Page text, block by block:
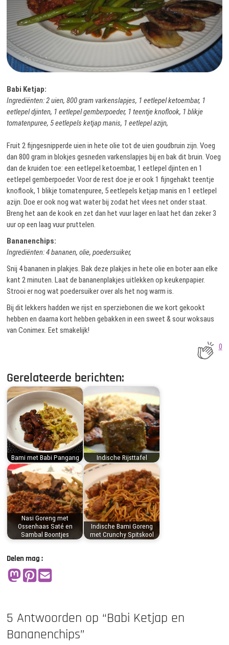
Babi Ketjap:
Ingrediënten: 2 uien, 800 gram varkenslapjes, 1 eetlepel ketoembar, 1
eetlepel djinten, 1 eetlepel gemberpoeder, 1 teentje knoflook, 1 blikje
tomatenpuree, 5 eetlepels ketjap manis, 1 eetlepel azijn,
Fruit 2 fijngesnipperde uien in hete olie tot de uien goudbruin zijn. Voeg
dan 800 gram in blokjes gesneden varkenslapjes bij en bak dit bruin. Voeg
dan de kruiden toe: een eetlepel ketoembar, 1 eetlepel djinten en 1
eetlepel gemberpoeder. Voor de rest doe je er ook 1 fijngehakt teentje
knoflook, 1 blikje tomatenpuree, 5 eetlepels ketjap manis en 1 eetlepel
azijn. Doe er ook nog wat water bij zodat het vlees net onder staat.
Breng het aan de kook en zet dan het vuur lager en laat het dan zeker 3
uur op een laag vuur pruttelen.
Bananenchips:
Ingrediënten: 4 bananen, olie, poedersuiker,
Snij 4 bananen in plakjes. Bak deze plakjes in hete olie en boter aan elke
kant 2 minuten. Laat de bananenplakjes uitlekken op keukenpapier.
Strooi er nog wat poedersuiker over als het nog warm is.
Bij dit lekkers hadden we rijst en sperziebonen die we kort gekookt
hebben en daarna kort hebben gebakken in een sweet & sour woksaus
van Conimex. Eet smakelijk!
0
Gerelateerde berichten:
Bami met Babi Pangang Indische Rijsttafel
Nasi Goreng met
Ossenhaas Saté en
Sambal Boontjes
Indische Bami Goreng
met Crunchy Spitskool
Delen mag :
5 Antwoorden op “Babi Ketjap en
Bananenchips”